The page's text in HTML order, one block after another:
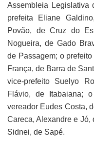
Assembleia Legislativa
prefeita Eliane
Povão, de Cruz do
Nogueira, de Gado
de Passagem; o
França, de Barra de
vice-prefeito Suelyo
Flávio, de Itabaiana;
vereador Eudes Costa,
Careca, Alexandre e Jó,
Sidnei, de Sapé.